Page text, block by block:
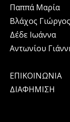
Παππά Μαρία
Βλάχος Γιώργος
Δέδε Ιωάννα
Αντωνίου
ΕΠΙΚΟΙΝΩΝΙΑ
ΔΙΑΦΗΜΙΣΗ